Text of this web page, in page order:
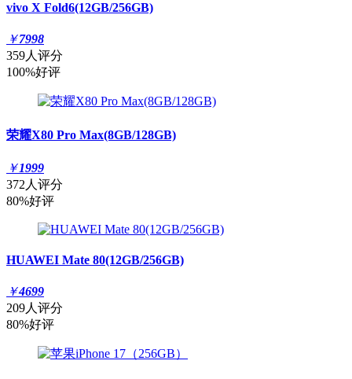
vivo X Fold6(12GB/256GB)
￥7998
359人评分
100%好评
荣耀X80 Pro Max(8GB/128GB)
￥1999
372人评分
80%好评
HUAWEI Mate 80(12GB/256GB)
￥4699
209人评分
80%好评